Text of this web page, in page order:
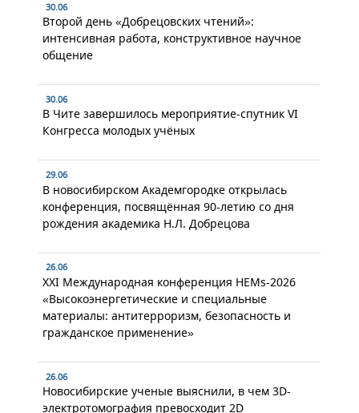
30.06
Второй день «Добрецовских чтений»:
интенсивная работа, конструктивное научное
общение
30.06
В Чите завершилось мероприятие-спутник VI
Конгресса молодых учёных
29.06
В новосибирском Академгородке открылась
конференция, посвящённая 90-летию со дня
рождения академика Н.Л. Добрецова
26.06
XXI Международная конференция HEMs-2026
«Высокоэнергетические и специальные
материалы: антитерроризм, безопасность и
гражданское применение»
26.06
Новосибирские ученые выяснили, в чем 3D-
электротомография превосходит 2D